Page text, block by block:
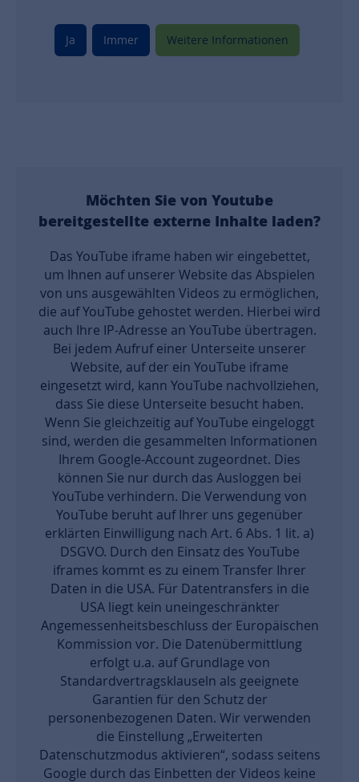
Ja Immer Weitere Informationen
Möchten Sie von Youtube
bereitgestellte externe Inhalte laden?
Das YouTube iframe haben wir eingebettet,
um Ihnen auf unserer Website das Abspielen
von uns ausgewählten Videos zu ermöglichen,
die auf YouTube gehostet werden. Hierbei wird
auch Ihre IP-Adresse an YouTube übertragen.
Bei jedem Aufruf einer Unterseite unserer
Website, auf der ein YouTube iframe
eingesetzt wird, kann YouTube nachvollziehen,
dass Sie diese Unterseite besucht haben.
Wenn Sie gleichzeitig auf YouTube eingeloggt
sind, werden die gesammelten Informationen
Ihrem Google-Account zugeordnet. Dies
können Sie nur durch das Ausloggen bei
YouTube verhindern. Die Verwendung von
YouTube beruht auf Ihrer uns gegenüber
erklärten Einwilligung nach Art. 6 Abs. 1 lit. a)
DSGVO. Durch den Einsatz des YouTube
iframes kommt es zu einem Transfer Ihrer
Daten in die USA. Für Datentransfers in die
USA liegt kein uneingeschränkter
Angemessenheitsbeschluss der Europäischen
Kommission vor. Die Datenübermittlung
erfolgt u.a. auf Grundlage von
Standardvertragsklauseln als geeignete
Garantien für den Schutz der
personenbezogenen Daten. Wir verwenden
die Einstellung „Erweiterten
Datenschutzmodus aktivieren“, sodass seitens
Google durch das Einbetten der Videos keine